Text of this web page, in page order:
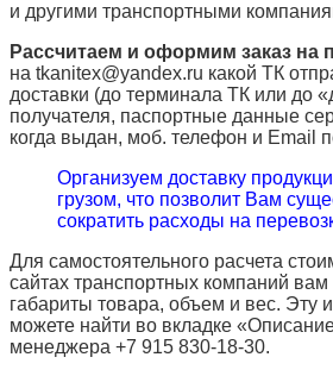
и другими транспортными
Рассчитаем и оформим заказ на
на tkanitex@yandex.ru какой ТК
доставки (до терминала ТК или до
получателя, паспортные данные
когда выдан, моб. телефон и Email
Организуем доставку
грузом, что позволит Вам
сократить расходы на
Для самостоятельного расчета
сайтах транспортных компаний вам
габариты товара, объем и вес.
можете найти во вкладке
менеджера +7 915 830-18-30.